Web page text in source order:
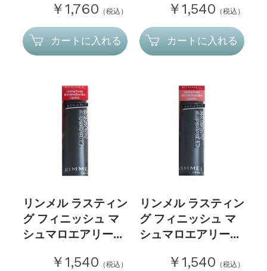
￥1,760 （税込）
カートに入れる
￥1,540 （税込）
カートに入れる
リンメル ラスティン
グ フィニッシュ マ
シュマロエアリー...
￥1,540 （税込）
リンメル ラスティン
グ フィニッシュ マ
シュマロエアリー...
￥1,540 （税込）